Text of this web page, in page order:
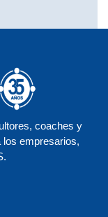
coaches y
los empresarios,